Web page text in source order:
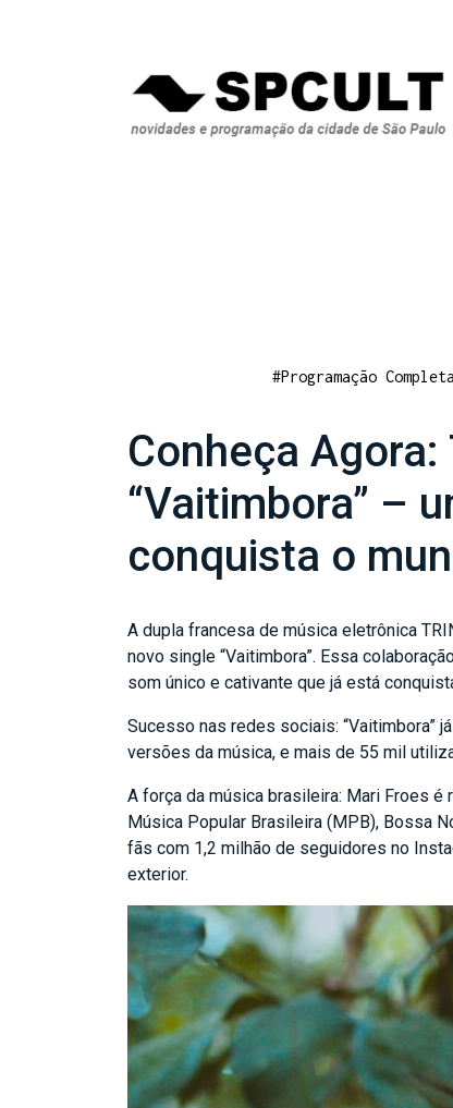
#Programação Completa
Conheça
“Vaitimbora” –
conquista o
A dupla francesa de música eletrônica
novo single “Vaitimbora”. Essa
som único e cativante que já está
Sucesso nas redes sociais:
versões da música, e mais de 55 mil
A força da música brasileira: Mari Froes
Música Popular Brasileira (MPB), Bossa
fãs com 1,2 milhão de seguidores no
exterior.